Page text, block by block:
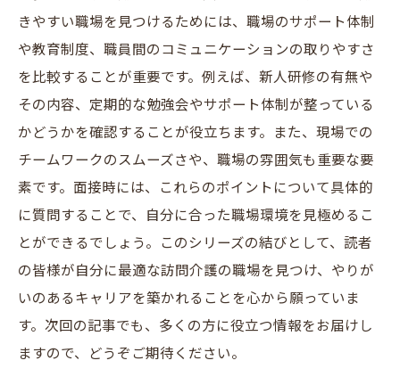
きやすい職場を見つけるためには、職場のサポート体制
や教育制度、職員間のコミュニケーションの取りやすさ
を比較することが重要です。例えば、新人研修の有無や
その内容、定期的な勉強会やサポート体制が整っている
かどうかを確認することが役立ちます。また、現場での
チームワークのスムーズさや、職場の雰囲気も重要な要
素です。面接時には、これらのポイントについて具体的
に質問することで、自分に合った職場環境を見極めるこ
とができるでしょう。このシリーズの結びとして、読者
の皆様が自分に最適な訪問介護の職場を見つけ、やりが
いのあるキャリアを築かれることを心から願っていま
す。次回の記事でも、多くの方に役立つ情報をお届けし
ますので、どうぞご期待ください。